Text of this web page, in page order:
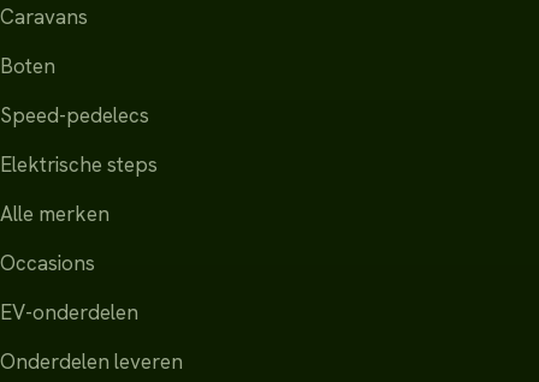
Caravans
Boten
Speed-pedelecs
Elektrische steps
Alle merken
Occasions
EV-onderdelen
Onderdelen leveren